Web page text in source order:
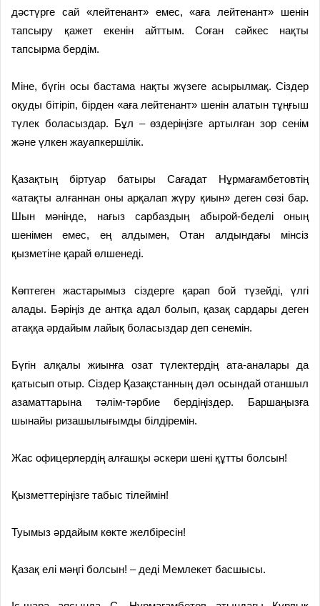
дәстүрге сай «лейтенант» емес, «аға лейтенант» шенін
тапсыру қажет екенін айттым. Соған сәйкес нақты
тапсырма бердім.
Міне, бүгін осы бастама нақты жүзеге асырылмақ. Сіздер
оқуды бітіріп, бірден «аға лейтенант» шенін алатын тұңғыш
түлек боласыздар. Бұл – өздеріңізге артылған зор сенім
және үлкен жауапкершілік.
Қазақтың біртуар батыры Сағадат Нұрмағамбетовтің
«атақты алғаннан оны арқалап жүру қиын» деген сөзі бар.
Шын мәнінде, нағыз сарбаздың абырой-беделі оның
шенімен емес, ең алдымен, Отан алдындағы мінсіз
қызметіне қарай өлшенеді.
Көптеген жастарымыз сіздерге қарап бой түзейді, үлгі
алады. Бәріңіз де антқа адал болып, қазақ сардары деген
атаққа әрдайым лайық боласыздар деп сенемін.
Бүгін алқалы жиынға озат түлектердің ата-аналары да
қатысып отыр. Сіздер Қазақстанның дәл осындай отаншыл
азаматтарына тәлім-тәрбие бердіңіздер. Баршаңызға
шынайы ризашылығымды білдіремін.
Жас офицерлердің алғашқы әскери шені құтты болсын!
Қызметтеріңізге табыс тілеймін!
Туымыз әрдайым көкте желбіресін!
Қазақ елі мәңгі болсын! – деді Мемлекет басшысы.